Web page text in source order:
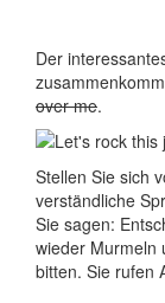
Der
over me.
Stellen Sie sich
verständliche
Sie sagen:
wieder Murmeln
bitten. Sie rufen